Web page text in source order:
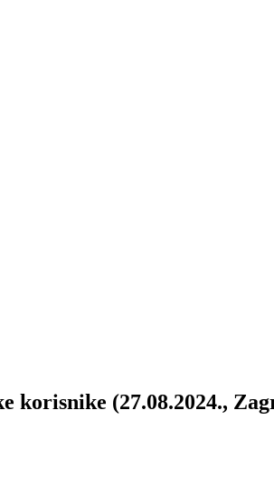
(27.08.2024.,